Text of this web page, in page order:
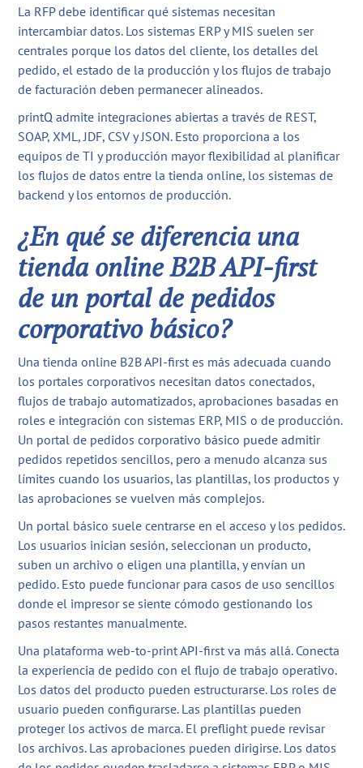
La RFP debe identificar qué sistemas necesitan
intercambiar datos. Los sistemas ERP y MIS suelen ser
centrales porque los datos del cliente, los detalles del
pedido, el estado de la producción y los flujos de trabajo
de facturación deben permanecer alineados.
printQ admite integraciones abiertas a través de REST,
SOAP, XML, JDF, CSV y JSON. Esto proporciona a los
equipos de TI y producción mayor flexibilidad al planificar
los flujos de datos entre la tienda online, los sistemas de
backend y los entornos de producción.
¿En qué se diferencia una
tienda online B2B API-first
de un portal de pedidos
corporativo básico?
Una tienda online B2B API-first es más adecuada cuando
los portales corporativos necesitan datos conectados,
flujos de trabajo automatizados, aprobaciones basadas en
roles e integración con sistemas ERP, MIS o de producción.
Un portal de pedidos corporativo básico puede admitir
pedidos repetidos sencillos, pero a menudo alcanza sus
límites cuando los usuarios, las plantillas, los productos y
las aprobaciones se vuelven más complejos.
Un portal básico suele centrarse en el acceso y los pedidos.
Los usuarios inician sesión, seleccionan un producto,
suben un archivo o eligen una plantilla, y envían un
pedido. Esto puede funcionar para casos de uso sencillos
donde el impresor se siente cómodo gestionando los
pasos restantes manualmente.
Una plataforma web-to-print API-first va más allá. Conecta
la experiencia de pedido con el flujo de trabajo operativo.
Los datos del producto pueden estructurarse. Los roles de
usuario pueden configurarse. Las plantillas pueden
proteger los activos de marca. El preflight puede revisar
los archivos. Las aprobaciones pueden dirigirse. Los datos